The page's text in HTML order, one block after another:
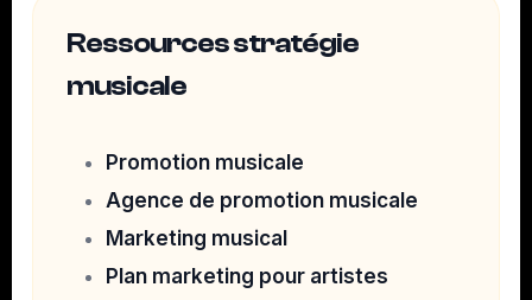
Ressources stratégie
musicale
Promotion musicale
Agence de promotion musicale
Marketing musical
Plan marketing pour artistes